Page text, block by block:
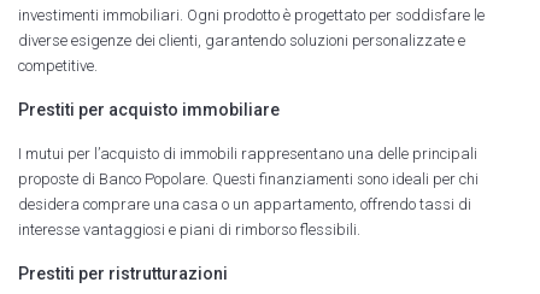
investimenti immobiliari. Ogni prodotto è progettato per soddisfare le
diverse esigenze dei clienti, garantendo soluzioni personalizzate e
competitive.
Prestiti per acquisto immobiliare
I mutui per l’acquisto di immobili rappresentano una delle principali
proposte di Banco Popolare. Questi finanziamenti sono ideali per chi
desidera comprare una casa o un appartamento, offrendo tassi di
interesse vantaggiosi e piani di rimborso flessibili.
Prestiti per ristrutturazioni